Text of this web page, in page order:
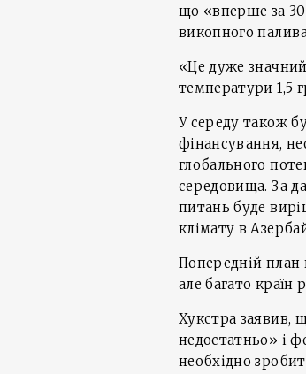
що «вперше за
викопного
«Це дуже
температури 1,5
У середу також
фінансування,
глобального
середовища. За
питань буде
клімату в
Попередній план
але багато країн
Хукстра заявив,
недостатньо» і
необхідно